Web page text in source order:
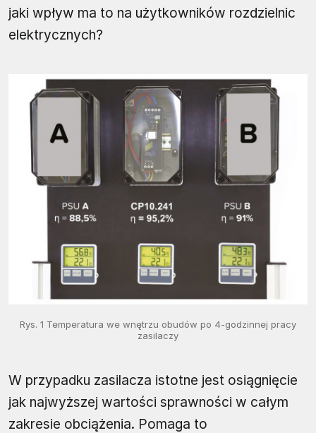
jaki wpływ ma to na użytkowników rozdzielnic
elektrycznych?
Rys. 1 Temperatura we wnętrzu obudów po 4-godzinnej pracy
zasilaczy
W przypadku zasilacza istotne jest osiągnięcie
jak najwyższej wartości sprawności w całym
zakresie obciążenia. Pomaga to